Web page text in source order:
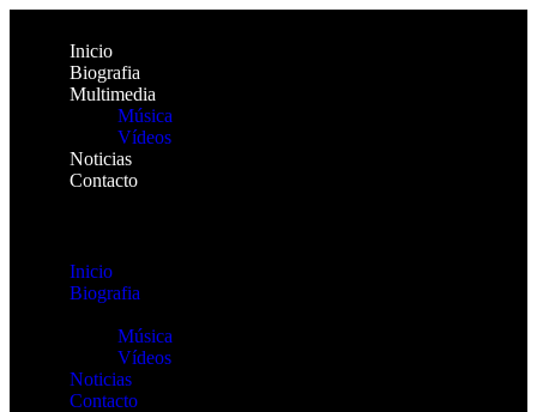
Inicio
Biografia
Multimedia
Música
Vídeos
Noticias
Contacto
Inicio
Biografia
Música
Vídeos
Noticias
Contacto